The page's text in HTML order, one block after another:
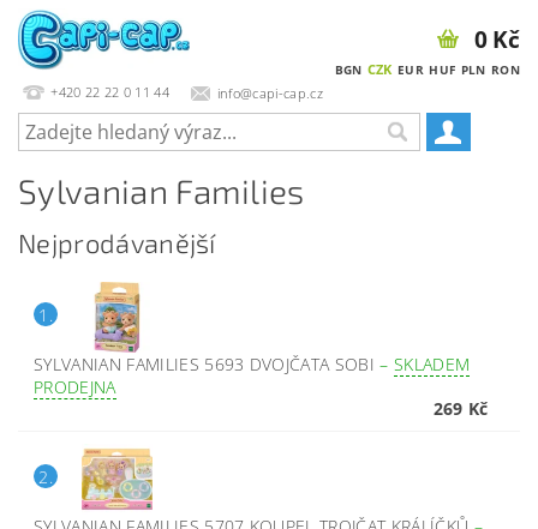
+420 22 22 0 11 44 info@capi-cap.cz
BGN CZK EUR HUF PLN RON
0 Kč
Sylvanian Families
Nejprodávanější
1.
SYLVANIAN FAMILIES 5693 DVOJČATA SOBI– SKLADEM
PRODEJNA
269 Kč
2.